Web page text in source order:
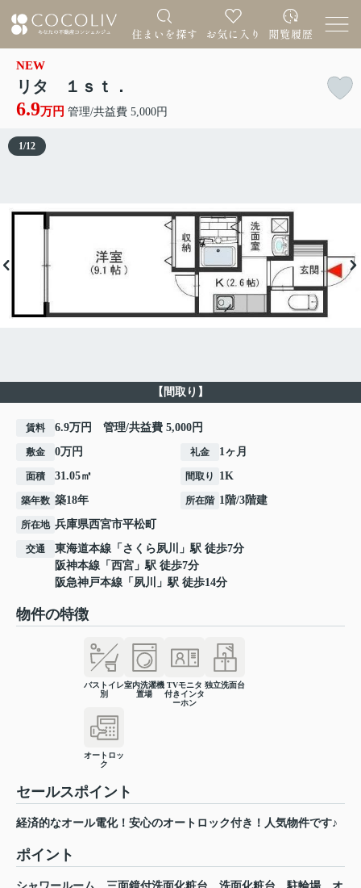
NEW
リタ １ｓｔ．
6.9万円 管理/共益費 5,000円
【間取り】
1/12
賃料 6.9万円 管理/共益費 5,000円
敷金 0万円 礼金 1ヶ月
面積 31.05㎡ 間取り 1K
築年数 築18年 所在階 1階/3階建
所在地 兵庫県西宮市平松町
交通 東海道本線 「 さくら夙川
」駅 徒歩7分
阪神本線 「 西宮 」駅 徒歩7分
阪急神戸本線 「 夙川 」駅 徒歩14分
物件の特徴
バストイレ
別
室内洗濯機
置場
TVモニタ
付きインタ
ーホン
独立洗面台
オートロッ
ク
セールスポイント
経済的なオール電化！安心のオートロック付き！人気物件です♪
ポイント